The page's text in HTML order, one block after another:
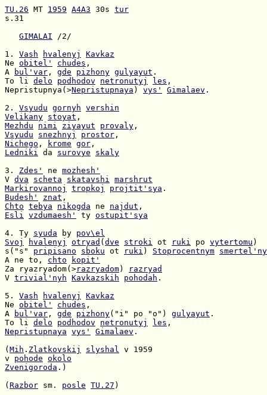
TU.26 MT 1959 A4A3 30s tur
s.31
GIMALAI /2/
1. Vash hvalenyj
Kavkaz
Ne obitel' chudes
A
bul'var , gde pizhony gulyayut
To li delo podhodov netronutyj les
Nepristupnya(>Nepristupnaya ) vys' Gimalaev .
2. Vsyudu gornyh vershin
Velikany stoyat
Mezhdu
nimi ziyayut provaly
Vsyudu
snezhnyj prostor
Nichego , krome gor
Ledniki da surovye
skaly
3. Zdes' ne mozhesh'
V dva scheta skatavshi marshrut
Markirovannoj
tropkoj projtit'sya
Budesh'
znat
Chto tebya nikogda ne najdut
Esli vzdumaesh' ty ostupit'sya
4. Ty syuda by pov\el
Svoj
hvalenyj otryad ( dve stroki ot ruki po vytertomu
s("s" pripisano sboku ot ruki ) Stoprocentnym
A ne to, chto
kopit'
Za ryazryadom(>razryadom)
razryad
V trivial'nyh Kavkazskih pohodah .
5. Vash hvalenyj
Kavkaz
Ne obitel' chudes
A
bul'var , gde pizhony("i" po "o") gulyayut
To li delo podhodov netronutyj les
Nepristupnaya vys' Gimalaev .
( Mih . Zlatkovskij slyshal
v pohode okolo
Zvenigoroda .)
( Razbor sm. posle TU.27 )